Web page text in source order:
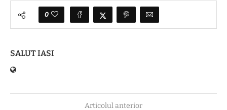
0
SALUT IASI
Articolul anterior